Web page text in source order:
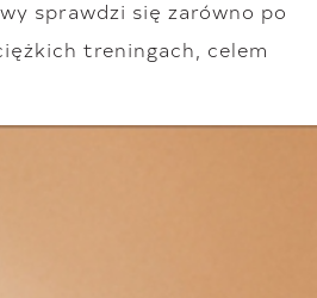
sprawdzi się zarówno po
treningach, celem